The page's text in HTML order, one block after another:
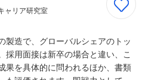
ャリア研究室
製造で、グローバルシェアのトッ
採用面接は新卒の場合と違い、こ
果を具体的に問われるほか、書類